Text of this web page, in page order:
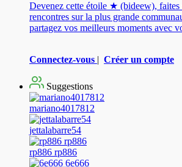
Devenez cette étoile ★ (bideew), faites
rencontres sur la plus grande
partagez vos meilleurs moments avec
Connectez-vous | Créer un compte
Suggestions
mariano4017812
jettalabarre54
rp886 rp886